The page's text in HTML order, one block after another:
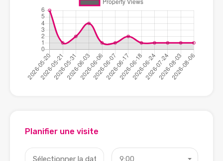
Planifier une visite
9:00